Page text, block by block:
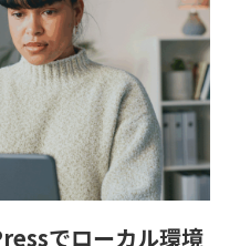
でローカル環境